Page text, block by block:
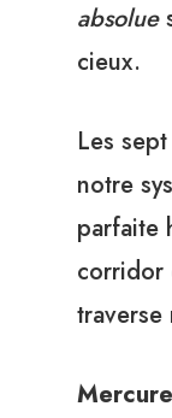
absolue
cieux.
Les
notre
parfaite
corridor
traverse